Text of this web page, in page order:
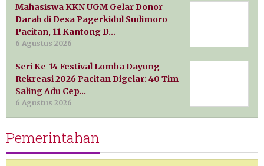
Mahasiswa KKN UGM Gelar Donor
Darah di Desa Pagerkidul Sudimoro
Pacitan, 11 Kantong D…
6 Agustus 2026
Seri Ke-14 Festival Lomba Dayung
Rekreasi 2026 Pacitan Digelar: 40 Tim
Saling Adu Cep…
6 Agustus 2026
Pemerintahan